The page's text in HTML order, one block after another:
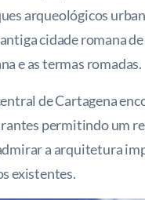
arqueológicos
cidade romana de
e as termas romadas.
de Cartagena
permitindo um
a arquitetura
existentes.